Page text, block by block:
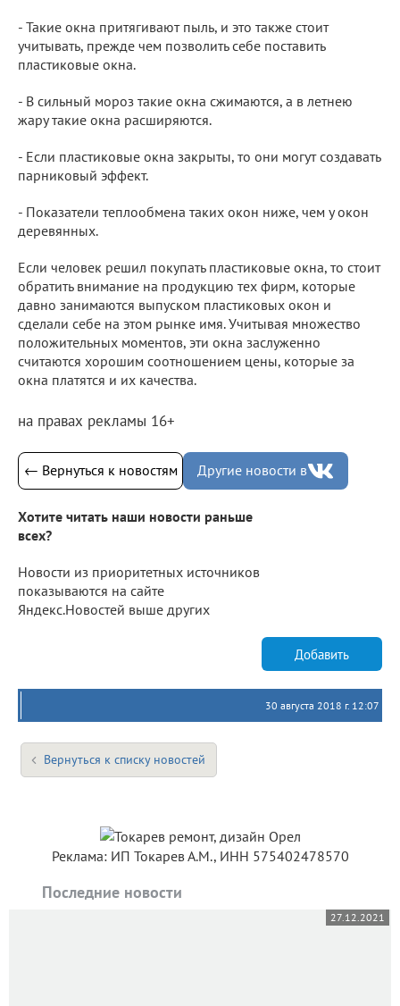
- Такие окна притягивают пыль, и это также стоит
учитывать, прежде чем позволить себе поставить
пластиковые окна.
- В сильный мороз такие окна сжимаются, а в летнею
жару такие окна расширяются.
- Если пластиковые окна закрыты, то они могут создавать
парниковый эффект.
- Показатели теплообмена таких окон ниже, чем у окон
деревянных.
Если человек решил покупать пластиковые окна, то стоит
обратить внимание на продукцию тех фирм, которые
давно занимаются выпуском пластиковых окон и
сделали себе на этом рынке имя. Учитывая множество
положительных моментов, эти окна заслуженно
считаются хорошим соотношением цены, которые за
окна платятся и их качества.
на правах рекламы 16+
← Вернуться к новостям Другие новости в
Хотите читать наши новости раньше
всех?
Новости из приоритетных источников
показываются на сайте
Яндекс.Новостей выше других
Добавить
30 августа 2018 г. 12:07
Вернуться к списку новостей
Реклама: ИП Токарев А.М., ИНН 575402478570
Последние новости
27.12.2021